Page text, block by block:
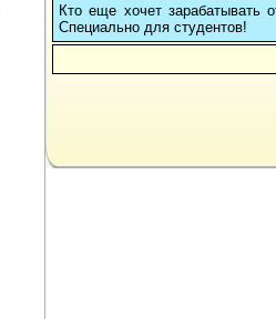
Кто еще хочет зарабатывать
Cпециально для студентов!